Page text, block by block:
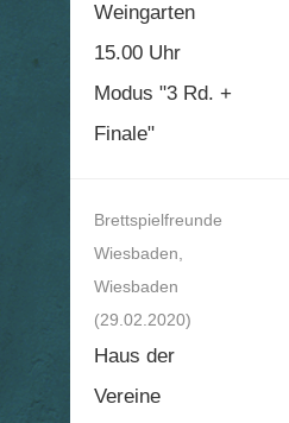
Weingarten
15.00 Uhr
Modus "3 Rd. +
Finale"
Brettspielfreunde
Wiesbaden,
Wiesbaden
(29.02.2020)
Haus der
Vereine